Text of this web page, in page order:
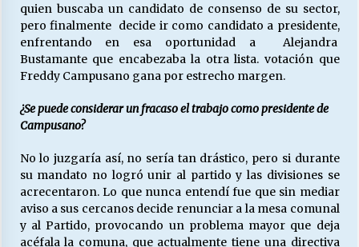
quien buscaba un candidato de consenso de su sector,
pero finalmente decide ir como candidato a presidente,
enfrentando en esa oportunidad a Alejandra
Bustamante que encabezaba la otra lista. votación que
Freddy Campusano gana por estrecho margen.
¿Se puede considerar un fracaso el trabajo como presidente de
Campusano?
No lo juzgaría así, no sería tan drástico, pero si durante
su mandato no logró unir al partido y las divisiones se
acrecentaron. Lo que nunca entendí fue que sin mediar
aviso a sus cercanos decide renunciar a la mesa comunal
y al Partido, provocando un problema mayor que deja
acéfala la comuna, que actualmente tiene una directiva